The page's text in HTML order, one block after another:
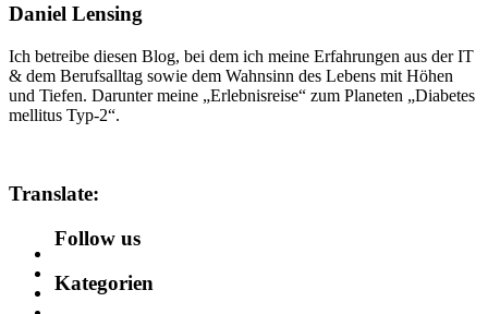
Daniel Lensing
Ich betreibe diesen Blog, bei dem ich meine Erfahrungen aus der IT
& dem Berufsalltag sowie dem Wahnsinn des Lebens mit Höhen
und Tiefen. Darunter meine „Erlebnisreise“ zum Planeten „Diabetes
mellitus Typ-2“.
Translate:
Follow us
Kategorien